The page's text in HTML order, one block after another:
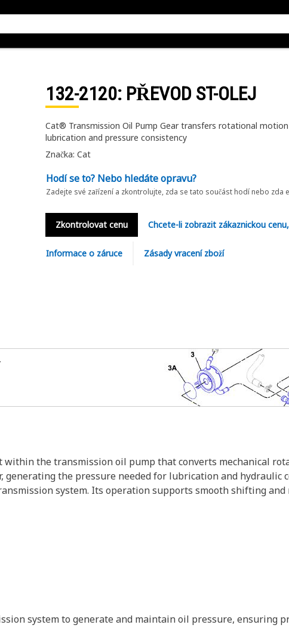
132-2120: PŘEVOD ST-OLEJ
Cat® Transmission Oil Pump Gear transfers rotational
lubrication and pressure consistency
Značka: Cat
Hodí se to? Nebo hledáte opravu?
Zadejte své zařízení a zkontrolujte, zda se tato součást hodí nebo zda
Zkontrolovat cenu Chcete-li zobrazit zákaznickou
Informace o záruce Zásady vracení zboží
within the transmission oil pump that converts mechanical
the pressure needed for lubrication and hydraulic
system. Its operation supports smooth shifting
system to generate and maintain oil pressure, ensuring